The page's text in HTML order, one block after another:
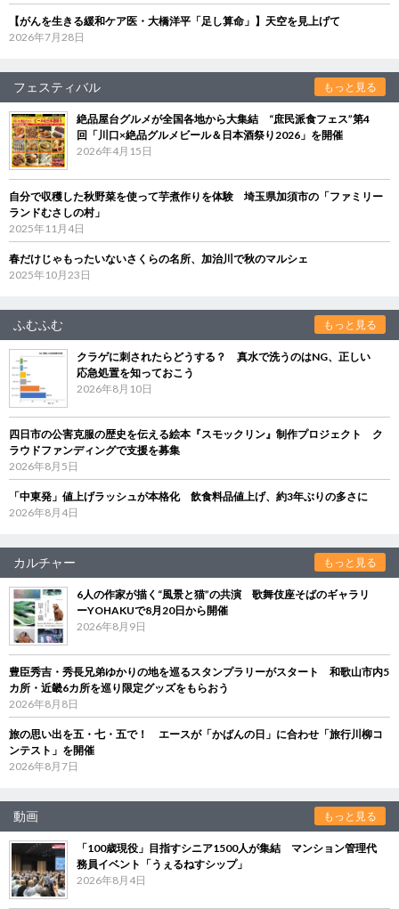
【がんを生きる緩和ケア医・大橋洋平「足し算命」】天空を見上げて
2026年7月28日
フェスティバル もっと見る
絶品屋台グルメが全国各地から大集結 “庶民派食フェス”第4
回「川口×絶品グルメビール＆日本酒祭り2026」を開催
2026年4月15日
自分で収穫した秋野菜を使って芋煮作りを体験 埼玉県加須市の「ファミリー
ランドむさしの村」
2025年11月4日
春だけじゃもったいないさくらの名所、加治川で秋のマルシェ
2025年10月23日
ふむふむ もっと見る
クラゲに刺されたらどうする？ 真水で洗うのはNG、正しい
応急処置を知っておこう
2026年8月10日
四日市の公害克服の歴史を伝える絵本『スモックリン』制作プロジェクト ク
ラウドファンディングで支援を募集
2026年8月5日
「中東発」値上げラッシュが本格化 飲食料品値上げ、約3年ぶりの多さに
2026年8月4日
カルチャー もっと見る
6人の作家が描く“風景と猫”の共演 歌舞伎座そばのギャラリ
ーYOHAKUで8月20日から開催
2026年8月9日
豊臣秀吉・秀長兄弟ゆかりの地を巡るスタンプラリーがスタート 和歌山市内5
カ所・近畿6カ所を巡り限定グッズをもらおう
2026年8月8日
旅の思い出を五・七・五で！ エースが「かばんの日」に合わせ「旅行川柳コ
ンテスト」を開催
2026年8月7日
動画 もっと見る
「100歳現役」目指すシニア1500人が集結 マンション管理代
務員イベント「うぇるねすシップ」
2026年8月4日